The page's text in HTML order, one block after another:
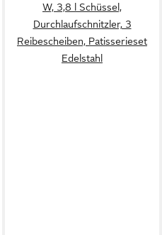
W, 3,8 l Schüssel,
Durchlaufschnitzler, 3
Reibescheiben, Patisserieset
Edelstahl